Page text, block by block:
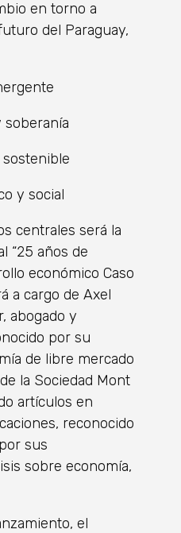
en torno a
del Paraguay,
soberanía
y social
centrales será la
“25 años de
económico Caso
a cargo de Axel
abogado y
por su
de libre mercado
la Sociedad Mont
artículos en
reconocido
sus
sobre economía,
el